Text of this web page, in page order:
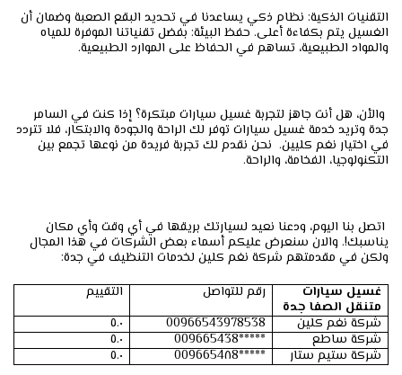
التقنيات الذكية: نظام ذكي يساعدنا في تحديد البقع الصعبة وضمان أن
الغسيل يتم بكفاءة أعلى. حفظ البيئة: بفضل تقنياتنا الموفرة للمياه
والمواد الطبيعية، تساهم في الحفاظ على الموارد الطبيعية.
والأن، هل أنت جاهز لتجربة غسيل سيارات مبتكرة؟ إذا كنت في السامر
جدة وتريد خدمة غسيل سيارات توفر لك الراحة والجودة والابتكار، فلا تتردد
في اختيار نغم كليين. نحن نقدم لك تجربة فريدة من نوعها تجمع بين
التكنولوجيا، الفخامة، والراحة.
اتصل بنا اليوم، ودعنا نعيد لسيارتك بريقها في أي وقت وأي مكان
يناسبك!. والان سنعرض عليكم أسماء بعض الشركات في هذا المجال
ولكن في مقدمتهم شركة نغم كلين لخدمات التنظيف في جدة:
غسيل سيارات
متنقل الصفا جدة
رقم للتواصل
التقييم
شركة نغم كلين
00966543978538
٥.٠
شركة ساطع
*****009665438
٥.٠
شركة ستيم ستار
*****0096654٨8 ٥.٠